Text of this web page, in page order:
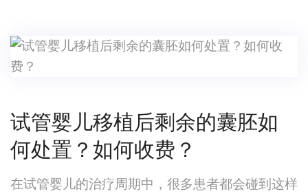
试管婴儿移植后剩余的囊胚如
何处置？如何收费？
在试管婴儿的治疗周期中，很多患者都会碰到这样